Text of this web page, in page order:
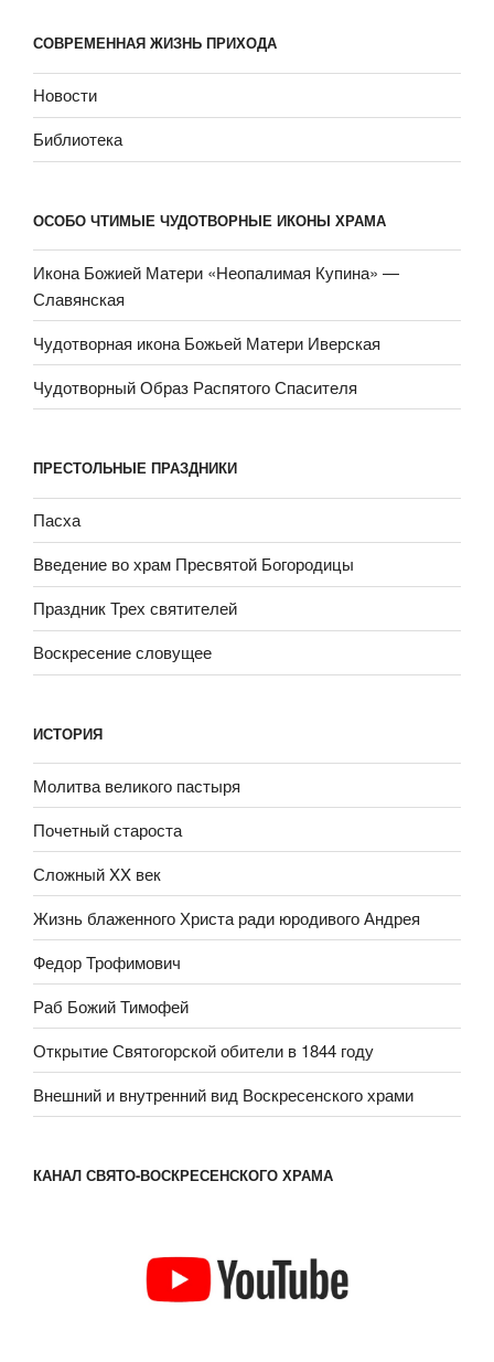
СОВРЕМЕННАЯ ЖИЗНЬ ПРИХОДА
Новости
Библиотека
ОСОБО ЧТИМЫЕ ЧУДОТВОРНЫЕ ИКОНЫ ХРАМА
Икона Божией Матери «Неопали­мая Купина» —
Славянская
Чудотворная икона Божьей Матери Иверская
Чудотворный Образ Распятого Спасителя
ПРЕСТОЛЬНЫЕ ПРАЗДНИКИ
Пасха
Введение во храм Пресвятой Богородицы
Праздник Трех святителей
Воскресение словущее
ИСТОРИЯ
Молитва великого пастыря
Почетный староста
Сложный XX век
Жизнь блаженного Христа ради юродивого Андрея
Федор Трофимович
Раб Божий Тимофей
Открытие Святогорской обители в 1844 году
Внешний и внутренний вид Воскресенского храми
КАНАЛ СВЯТО-ВОСКРЕСЕНСКОГО ХРАМА